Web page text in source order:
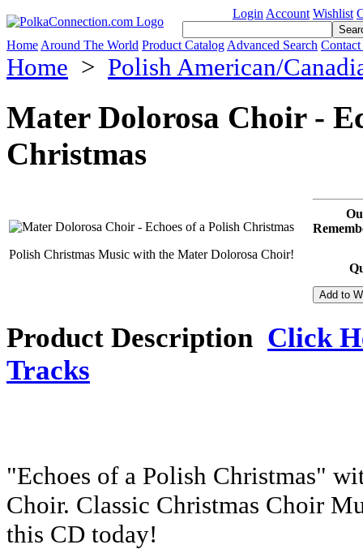
Login Account Wishlist
Home Around The World Product Catalog Advanced Search
Home > Polish American/
Mater Dolorosa Choir -
Christmas
Polish Christmas Music with the Mater Dolorosa Choir!
Product Description Click
Tracks
"Echoes of a Polish Christmas"
Choir. Classic Christmas Choir
this CD today!